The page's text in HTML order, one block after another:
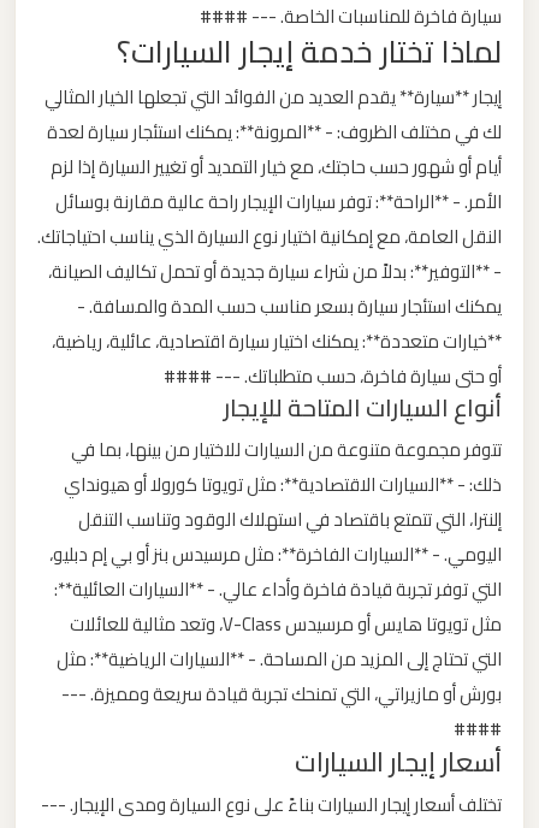
سيارة فاخرة للمناسبات الخاصة. --- ####
لماذا تختار خدمة إيجار السيارات؟
إيجار **سيارة** يقدم العديد من الفوائد التي تجعلها الخيار المثالي
لك في مختلف الظروف: - **المرونة**: يمكنك استئجار سيارة لعدة
أيام أو شهور حسب حاجتك، مع خيار التمديد أو تغيير السيارة إذا لزم
الأمر. - **الراحة**: توفر سيارات الإيجار راحة عالية مقارنة بوسائل
النقل العامة، مع إمكانية اختيار نوع السيارة الذي يناسب احتياجاتك.
- **التوفير**: بدلاً من شراء سيارة جديدة أو تحمل تكاليف الصيانة،
يمكنك استئجار سيارة بسعر مناسب حسب المدة والمسافة. -
**خيارات متعددة**: يمكنك اختيار سيارة اقتصادية، عائلية، رياضية،
أو حتى سيارة فاخرة، حسب متطلباتك. --- ####
أنواع السيارات المتاحة للإيجار
تتوفر مجموعة متنوعة من السيارات للاختيار من بينها، بما في
ذلك: - **السيارات الاقتصادية**: مثل تويوتا كورولا أو هيونداي
إلنترا، التي تتمتع باقتصاد في استهلاك الوقود وتناسب التنقل
اليومي. - **السيارات الفاخرة**: مثل مرسيدس بنز أو بي إم دبليو،
التي توفر تجربة قيادة فاخرة وأداء عالي. - **السيارات العائلية**:
مثل تويوتا هايس أو مرسيدس V-Class، وتعد مثالية للعائلات
التي تحتاج إلى المزيد من المساحة. - **السيارات الرياضية**: مثل
بورش أو مازيراتي، التي تمنحك تجربة قيادة سريعة ومميزة. ---
####
أسعار إيجار السيارات
تختلف أسعار إيجار السيارات بناءً على نوع السيارة ومدى الإيجار. ---
مطار
العرب
الساحل
الشمالي
ليموزين
مطار
العرب
القاهرة
ليموزين
مطار
العرب